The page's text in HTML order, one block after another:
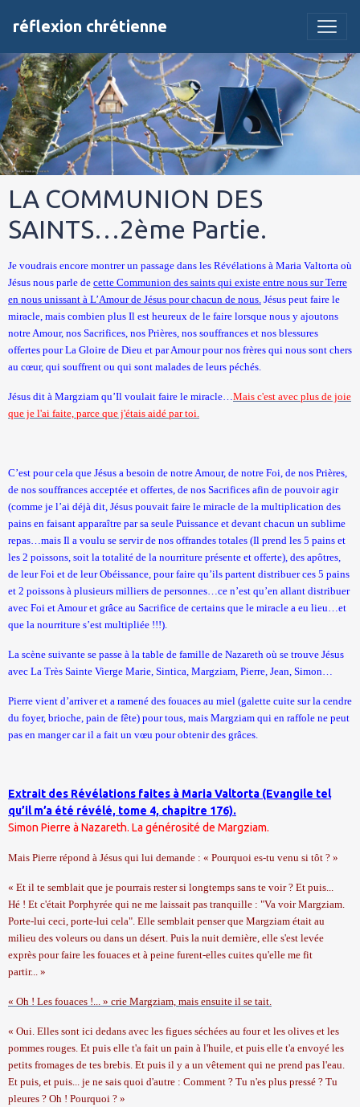
réflexion chrétienne
LA COMMUNION DES
SAINTS…2ème Partie.
Je voudrais encore montrer un passage dans les Révélations à Maria Valtorta où
Jésus nous parle de cette Communion des saints qui existe entre nous sur Terre
en nous unissant à L’Amour de Jésus pour chacun de nous. Jésus peut faire le
miracle, mais combien plus Il est heureux de le faire lorsque nous y ajoutons
notre Amour, nos Sacrifices, nos Prières, nos souffrances et nos blessures
offertes pour La Gloire de Dieu et par Amour pour nos frères qui nous sont chers
au cœur, qui souffrent ou qui sont malades de leurs péchés.
Jésus dit à Margziam qu’Il voulait faire le miracle… Mais c'est avec plus de joie
que je l'ai faite, parce que j'étais aidé par toi.
C’est pour cela que Jésus a besoin de notre Amour, de notre Foi, de nos Prières,
de nos souffrances acceptée et offertes, de nos Sacrifices afin de pouvoir agir
(comme je l’ai déjà dit, Jésus pouvait faire le miracle de la multiplication des
pains en faisant apparaître par sa seule Puissance et devant chacun un sublime
repas…mais Il a voulu se servir de nos offrandes totales (Il prend les 5 pains et
les 2 poissons, soit la totalité de la nourriture présente et offerte), des apôtres,
de leur Foi et de leur Obéissance, pour faire qu’ils partent distribuer ces 5 pains
et 2 poissons à plusieurs milliers de personnes…ce n’est qu’en allant distribuer
avec Foi et Amour et grâce au Sacrifice de certains que le miracle a eu lieu…et
que la nourriture s’est multipliée !!!).
La scène suivante se passe à la table de famille de Nazareth où se trouve Jésus
avec La Très Sainte Vierge Marie, Sintica, Margziam, Pierre, Jean, Simon…
Pierre vient d’arriver et a ramené des fouaces au miel (galette cuite sur la cendre
du foyer, brioche, pain de fête) pour tous, mais Margziam qui en raffole ne peut
pas en manger car il a fait un vœu pour obtenir des grâces.
Extrait des Révélations faites à Maria Valtorta (Evangile tel
qu’il m’a été révélé, tome 4, chapitre 176).
Simon Pierre à Nazareth. La générosité de Margziam.
Mais Pierre répond à Jésus qui lui demande : « Pourquoi es-tu venu si tôt ? »
« Et il te semblait que je pourrais rester si longtemps sans te voir ? Et puis...
Hé ! Et c'était Porphyrée qui ne me laissait pas tranquille : "Va voir Margziam.
Porte-lui ceci, porte-lui cela". Elle semblait penser que Margziam était au
milieu des voleurs ou dans un désert. Puis la nuit dernière, elle s'est levée
exprès pour faire les fouaces et à peine furent-elles cuites qu'elle me fit
partir... »
« Oh ! Les fouaces !... » crie Margziam, mais ensuite il se tait.
« Oui. Elles sont ici dedans avec les figues séchées au four et les olives et les
pommes rouges. Et puis elle t'a fait un pain à l'huile, et puis elle t'a envoyé les
petits fromages de tes brebis. Et puis il y a un vêtement qui ne prend pas l'eau.
Et puis, et puis... je ne sais quoi d'autre : Comment ? Tu n'es plus pressé ? Tu
pleures ? Oh ! Pourquoi ? »